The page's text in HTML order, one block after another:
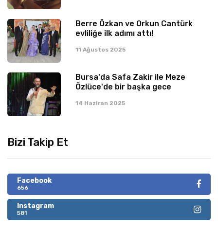
Berre Özkan ve Orkun Cantürk
evliliğe ilk adımı attı!
11 Ağustos 2025
Bursa'da Safa Zakir ile Meze
Özlüce'de bir başka gece
14 Haziran 2025
Bizi Takip Et
Facebook
656
Instagram
581